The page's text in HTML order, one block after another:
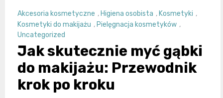
Akcesoria kosmetyczne , Higiena osobista , Kosmetyki ,
Kosmetyki do makijażu , Pielęgnacja kosmetyków ,
Uncategorized
Jak skutecznie myć gąbki
do makijażu: Przewodnik
krok po kroku